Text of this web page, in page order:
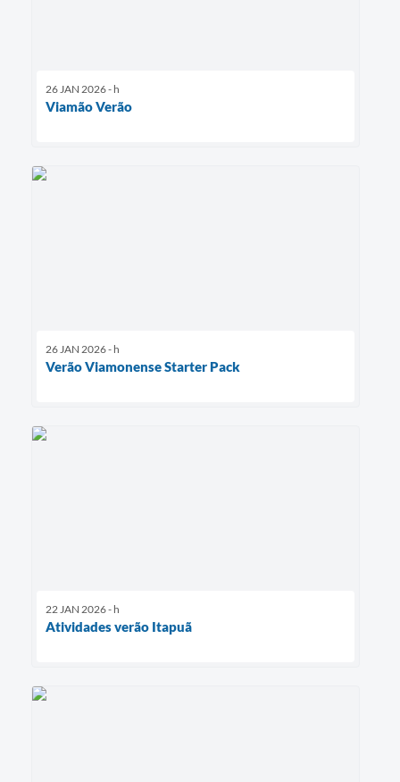
26 JAN 2026 - h
Viamão Verão
26 JAN 2026 - h
Verão Viamonense Starter Pack
22 JAN 2026 - h
Atividades verão Itapuã